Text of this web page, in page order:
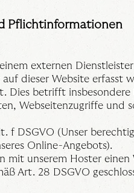
Pflichtinformationen
externen
dieser Website erfasst
Dies betrifft
Webseitenzugriffe und
f DSGVO (Unser
Online-Angebots).
mit unserem Hoster einen
Art. 28 DSGVO